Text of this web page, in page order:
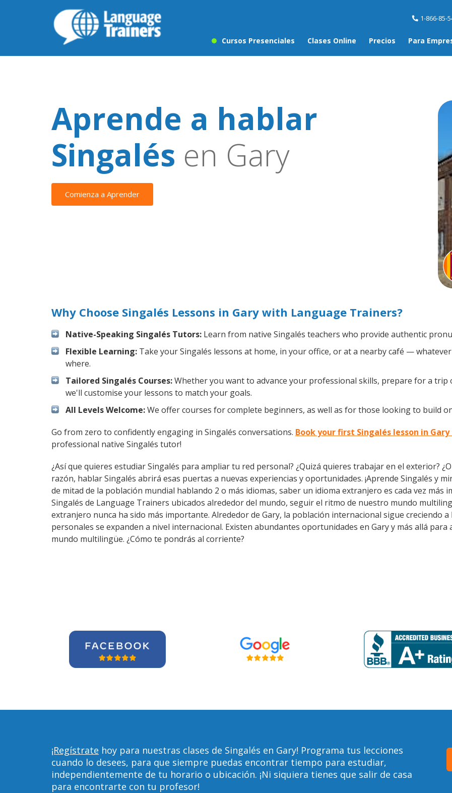
1-866-85-
Cursos Presenciales Clases Online Precios Para
Aprende a hablar
Singalés en Gary
Comienza a Aprender
Why Choose Singalés Lessons in Gary with Language Trainers?
Native-Speaking Singalés Tutors: Learn from native Singalés teachers who provide authentic
Flexible Learning: Take your Singalés lessons at home, in your office, or at a nearby café —
where.
Tailored Singalés Courses:Whether you want to advance your professional skills, prepare for a trip
we'll customise your lessons to match your goals.
All Levels Welcome:We offer courses for complete beginners, as well as for those looking to build
Go from zero to confidently engaging in Singalés conversations. Book your first Singalés lesson in
professional native Singalés tutor!
¿Así que quieres estudiar Singalés para ampliar tu red personal? ¿Quizá quieres trabajar en el exterior?
razón, hablar Singalés abrirá esas puertas a nuevas experiencias y oportunidades. ¡Aprende Singalés y
de mitad de la población mundial hablando 2 o más idiomas, saber un idioma extranjero es cada vez
Singalés de Language Trainers ubicados alrededor del mundo, seguir el ritmo de nuestro mundo
extranjero nunca ha sido más importante. Alrededor de Gary, la población internacional sigue creciendo a
personales se expanden a nivel internacional. Existen abundantes oportunidades en Gary y más allá
mundo multilingüe. ¿Cómo te pondrás al corriente?
¡Regístrate hoy para nuestras clases de Singalés en Gary! Programa tus lecciones
cuando lo desees, para que siempre puedas encontrar tiempo para estudiar,
independientemente de tu horario o ubicación. ¡Ni siquiera tienes que salir de casa
para encontrarte con tu profesor!